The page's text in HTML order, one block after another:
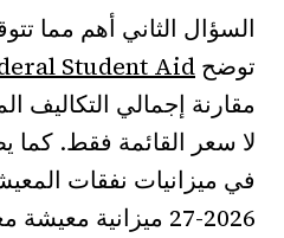
السؤال الثاني أهم مما
توضح Student Aid
مقارنة إجمالي التكاليف
لا سعر القائمة فقط. كما
2026-27 ميزانية